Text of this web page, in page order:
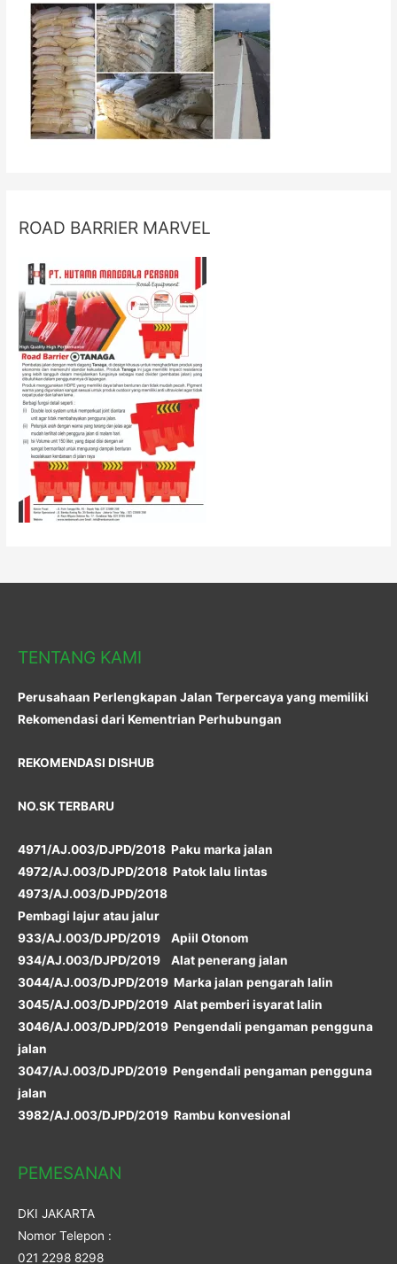
ROAD BARRIER MARVEL
TENTANG KAMI
Perusahaan Perlengkapan Jalan Terpercaya yang memiliki
Rekomendasi dari Kementrian Perhubungan
REKOMENDASI DISHUB
NO.SK TERBARU
4971/AJ.003/DJPD/2018 Paku marka jalan
4972/AJ.003/DJPD/2018 Patok lalu lintas
4973/AJ.003/DJPD/2018
Pembagi lajur atau jalur
933/AJ.003/DJPD/2019 Apiil Otonom
934/AJ.003/DJPD/2019 Alat penerang jalan
3044/AJ.003/DJPD/2019 Marka jalan pengarah lalin
3045/AJ.003/DJPD/2019 Alat pemberi isyarat lalin
3046/AJ.003/DJPD/2019 Pengendali pengaman pengguna
jalan
3047/AJ.003/DJPD/2019 Pengendali pengaman pengguna
jalan
3982/AJ.003/DJPD/2019 Rambu konvesional
PEMESANAN
DKI JAKARTA
Nomor Telepon :
021 2298 8298